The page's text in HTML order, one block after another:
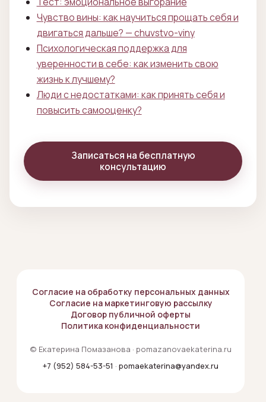
Чувство вины: как научиться прощать себя и
двигаться дальше? — chuvstvo-viny
Психологическая поддержка для
уверенности в себе: как изменить свою
жизнь к лучшему?
Люди с недостатками: как принять себя и
повысить самооценку?
Записаться на бесплатную
консультацию
Согласие на обработку персональных данных
Согласие на маркетинговую рассылку
Договор публичной оферты
Политика конфиденциальности
© Екатерина Помазанова · pomazanovaekaterina.ru
+7 (952) 584-53-51 · pomaekaterina@yandex.ru